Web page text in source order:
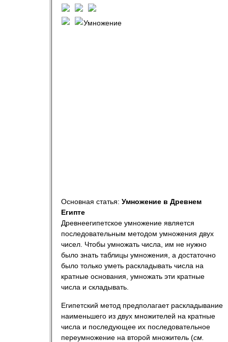
Умножение
Основная статья: Умножение в Древнем
Египте
Древнеегипетское умножение является
последовательным методом умножения двух
чисел. Чтобы умножать числа, им не нужно
было знать таблицы умножения, а достаточно
было только уметь раскладывать числа на
кратные основания, умножать эти кратные
числа и складывать.
Египетский метод предполагает раскладывание
наименьшего из двух множителей на кратные
числа и последующее их последовательное
переумножение на второй множитель (см.